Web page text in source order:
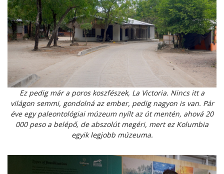
Ez pedig már a poros koszfészek, La Victoria. Nincs itt a
világon semmi, gondolná az ember, pedig nagyon is van. Pár
éve egy paleontológiai múzeum nyílt az út mentén, ahová 20
000 peso a belépő, de abszolút megéri, mert ez Kolumbia
egyik legjobb múzeuma.